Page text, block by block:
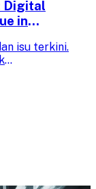
Digital
in
isu terkini.